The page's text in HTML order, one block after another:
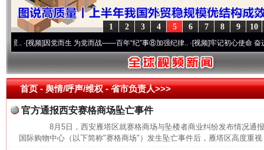
10
9
8
7
6
5
4
3
2
1
视频]因党而生 为党而战——百年“纪”事⑧加强纪律..·[视频]牢记初心使命 奋进复兴
首页- 舆情/呼声/维权 -省市负责人>>>
官方通报西安赛格商场坠亡事件
8月5日，西安雁塔区就赛格商场与坠楼者商业纠纷发布情况
国际购物中心（以下简称"赛格商场"）发生坠亡事件后，雁塔区高度重